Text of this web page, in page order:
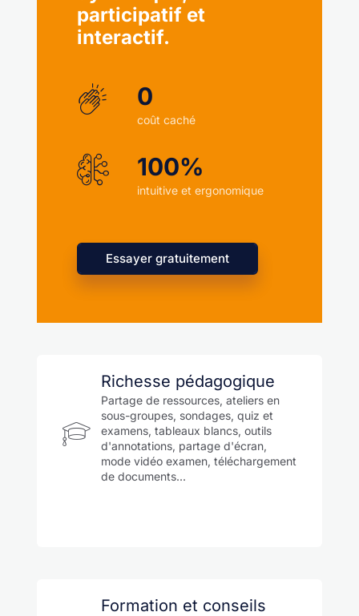
participatif et
interactif.
0
coût caché
100%
intuitive et ergonomique
Essayer gratuitement
Richesse pédagogique
Partage de ressources, ateliers en
sous-groupes, sondages, quiz et
examens, tableaux blancs, outils
d'annotations, partage d'écran,
mode vidéo examen, téléchargement
de documents...
Formation et conseils